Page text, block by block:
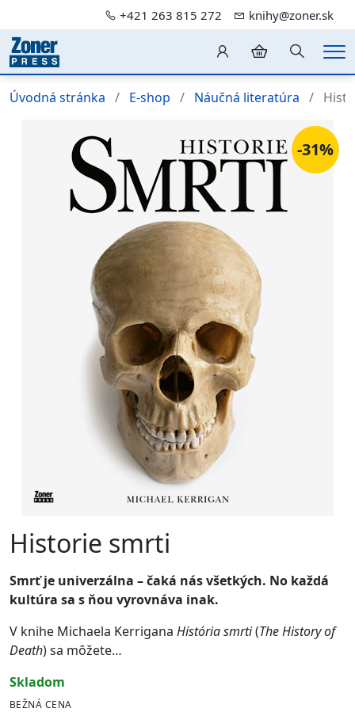
+421 263 815 272 knihy@zoner.sk
Hledání
Úvodná stránka E-shop Náučná literatúra
-31%
Historie smrti
Smrť je univerzálna – čaká nás všetkých. No každá
kultúra sa s ňou vyrovnáva inak.
V knihe Michaela Kerrigana História smrti(The History of
Death) sa môžete…
skladom
BEŽNÁ CENA